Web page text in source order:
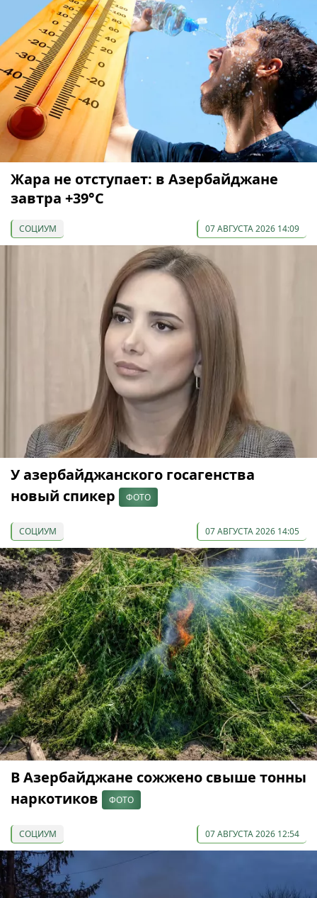
Жара не отступает: в Азербайджане
завтра +39°С
СОЦИУМ 07 АВГУСТА 2026 14:09
У азербайджанского госагенства
новый спикер
ФОТО
СОЦИУМ 07 АВГУСТА 2026 14:05
В Азербайджане сожжено свыше тонны
наркотиков
ФОТО
СОЦИУМ 07 АВГУСТА 2026 12:54